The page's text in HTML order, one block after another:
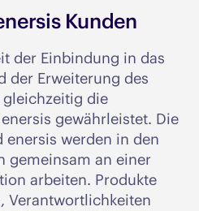
Kunden
der Einbindung in das
der Erweiterung des
die
gewährleistet. Die
enersis werden in den
gemeinsam an einer
arbeiten. Produkte
Verantwortlichkeiten